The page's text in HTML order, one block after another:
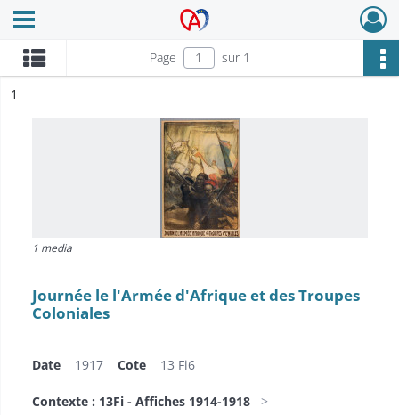
Archives Alsace - Colmar
Ouvrir le menu déroulant
Page sur 1
n°
1
1 media
Journée le l'Armée d'Afrique et des Troupes
Coloniales
Date 1917 Cote 13 Fi6
Contexte : 13Fi - Affiches 1914-1918